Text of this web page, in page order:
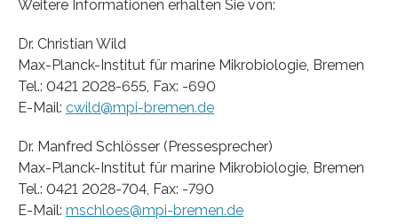
Weitere Informationen erhalten Sie von:
Dr. Christian Wild
Max-Planck-Institut für marine Mikrobiologie, Bremen
Tel.: 0421 2028-655, Fax: -690
E-Mail: cwild@mpi-bremen.de
Dr. Manfred Schlösser (Pressesprecher)
Max-Planck-Institut für marine Mikrobiologie, Bremen
Tel.: 0421 2028-704, Fax: -790
E-Mail: mschloes@mpi-bremen.de